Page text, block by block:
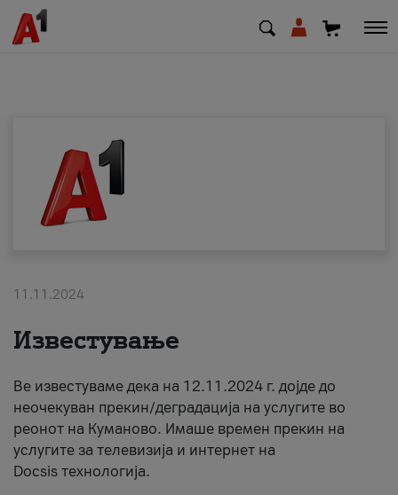
EN
Надополни кредит
Плати сметка
За нас
#ПодобарОнлајн
11.11.2024
Известување
Ве известуваме дека на 12.11.2024 г. дојде до
неочекуван прекин/деградација на услугите во
реонот на Куманово. Имаше времен прекин на
услугите за телевизија и интернет на
Docsis технологија.